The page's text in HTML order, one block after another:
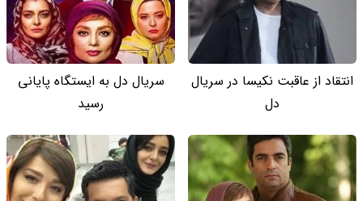
انتقاد از عاقبت نکیسا در سریال
دل
سریال دل به ایستگاه پایانی
رسید